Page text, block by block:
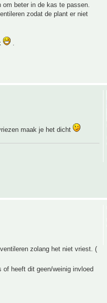
beter in de kas te passen.
zodat de plant er niet
maak je het dicht
zolang het niet vriest. (
of heeft dit geen/weinig invloed